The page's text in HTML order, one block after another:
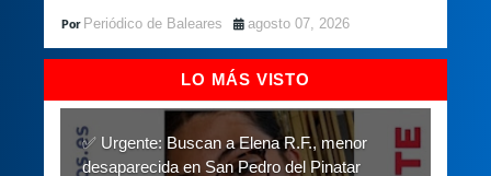
Periódico de Baleares agosto 07, 2026
LO MÁS VISTO
✅ Urgente: Buscan a Elena R.F., menor
desaparecida en San Pedro del Pinatar